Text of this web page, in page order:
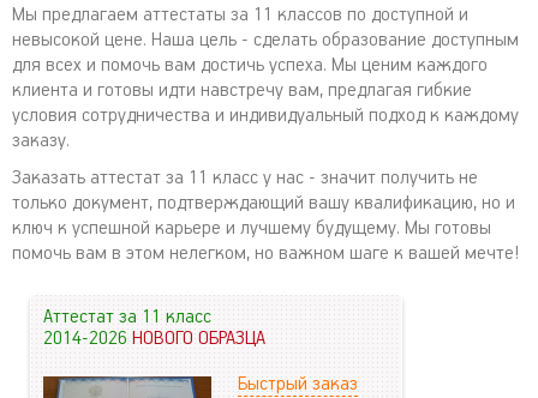
Мы предлагаем аттестаты за 11 классов по доступной и
невысокой цене. Наша цель - сделать образование доступным
для всех и помочь вам достичь успеха. Мы ценим каждого
клиента и готовы идти навстречу вам, предлагая гибкие
условия сотрудничества и индивидуальный подход к каждому
заказу.
Заказать аттестат за 11 класс у нас - значит получить не
только документ, подтверждающий вашу квалификацию, но и
ключ к успешной карьере и лучшему будущему. Мы готовы
помочь вам в этом нелегком, но важном шаге к вашей мечте!
Аттестат за 11 класс
2014-2026НОВОГО ОБРАЗЦА
Быстрый заказ